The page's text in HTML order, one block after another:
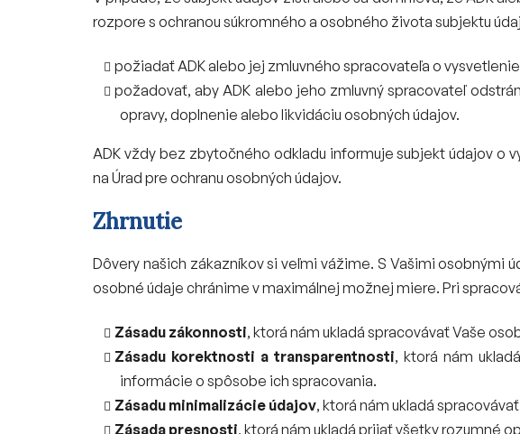
rozpore s ochranou súkromného a osobného života subjektu
požiadať ADK alebo jej zmluvného spracovateľa o
požadovať, aby ADK alebo jeho zmluvný spracovateľ
opravy, doplnenie alebo likvidáciu osobných údajov.
ADK vždy bez zbytočného odkladu informuje subjekt údajov o
na Úrad pre ochranu osobných údajov.
Zhrnutie
Dôvery našich zákazníkov si veľmi vážime. S Vašimi osobnými
osobné údaje chránime v maximálnej možnej miere. Pri
Zásadu zákonnosti, ktorá nám ukladá spracovávať Vaše
Zásadu korektnosti a transparentnosti, ktorá nám
informácie o spôsobe ich spracovania.
Zásadu minimalizácie údajov, ktorá nám ukladá
Zásada presnosti, ktorá nám ukladá prijať všetky rozumné